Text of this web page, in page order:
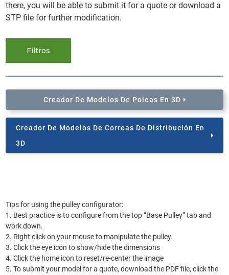
there, you will be able to submit it for a quote or download a
STP file for further modification.
Filtros
Creador De Modelos De Poleas En 3D
Creador De Modelos De Correas De Distribución En
3D
Tips for using the pulley configurator:
1. Best practice is to configure from the top “Base Pulley” tab and
work down.
2. Right click on your mouse to manipulate the pulley.
3. Click the eye icon to show/hide the dimensions
4. Click the home icon to reset/re-center the image
5. To submit your model for a quote, download the PDF file, click the